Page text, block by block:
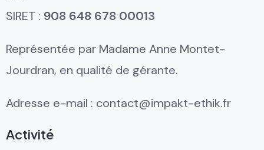
SIRET : 908 648 678 00013
Représentée par Madame Anne Montet-
Jourdran, en qualité de gérante.
Adresse e-mail : contact@impakt-ethik.fr
Activité